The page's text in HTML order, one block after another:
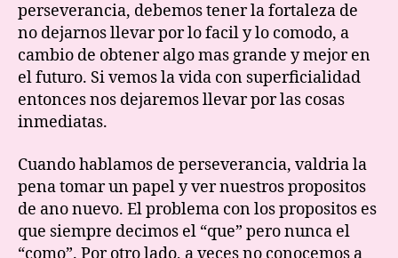
perseverancia, debemos tener la fortaleza de
no dejarnos llevar por lo facil y lo comodo, a
cambio de obtener algo mas grande y mejor en
el futuro. Si vemos la vida con superficialidad
entonces nos dejaremos llevar por las cosas
inmediatas.
Cuando hablamos de perseverancia, valdria la
pena tomar un papel y ver nuestros propositos
de ano nuevo. El problema con los propositos es
que siempre decimos el “que” pero nunca el
“como”. Por otro lado, a veces no conocemos a